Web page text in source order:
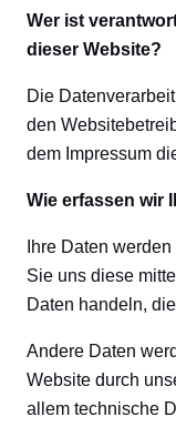
Wer ist
dieser Website?
Die
den
dem Impressum
Wie erfassen wir
Ihre Daten
Sie uns diese
Daten handeln,
Andere Daten
Website durch
allem technische